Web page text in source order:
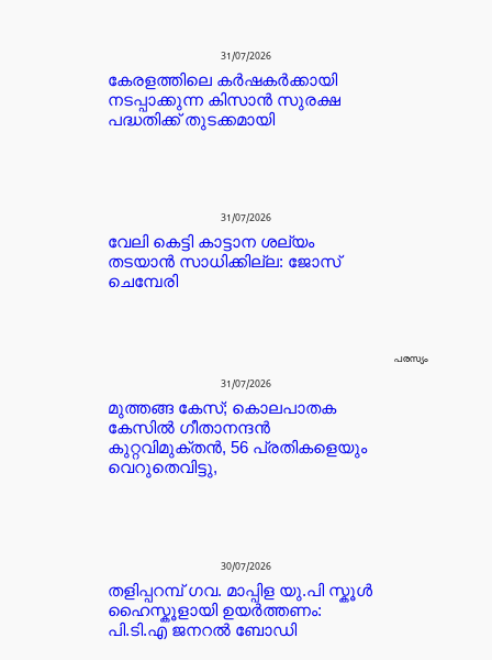
31/07/2026
കേരളത്തിലെ കർഷകർക്കായി
നടപ്പാക്കുന്ന കിസാൻ സുരക്ഷ
പദ്ധതിക്ക് തുടക്കമായി
31/07/2026
വേലി കെട്ടി കാട്ടാന ശല്യം
തടയാൻ സാധിക്കില്ല: ജോസ്
ചെമ്പേരി
പരസ്യം
31/07/2026
മുത്തങ്ങ കേസ്; കൊലപാതക
കേസില്‍ ഗീതാനന്ദൻ
കുറ്റവിമുക്തന്‍, 56 പ്രതികളെയും
വെറുതെവിട്ടു,
30/07/2026
തളിപ്പറമ്പ് ഗവ. മാപ്പിള യു.പി സ്കൂൾ
ഹൈസ്കൂളായി ഉയർത്തണം:
പി.ടി.എ ജനറൽ ബോഡി